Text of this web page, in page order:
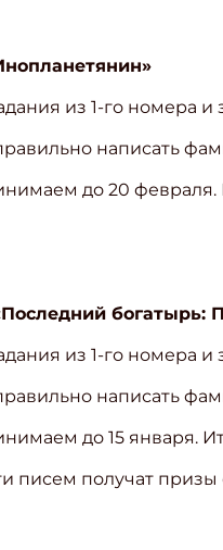
из 1-го номера и
написать
до 20 февраля.
богатырь:
из 1-го номера и
написать
до 15 января.
писем получат